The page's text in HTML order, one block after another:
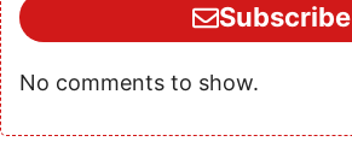
Subscribe
No comments to show.